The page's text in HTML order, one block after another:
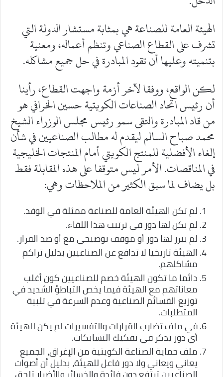
الهيئة العامة للصناعة هي بمثابة مستشار الدولة التي
تشرف على القطاع الصناعي وتنظم أعماله، ومعنية
بتنميته وعليها أن تقود المبادرة في حل جميع مشاكله.
لكن الواقع، ووفقا لآخر أزمة واجهت القطاع، رأينا
أن رئيس اتحاد الصناعات الكويتية حسين الخرافي هو
من قاد المبادرة والتقى سمو رئيس مجلس الوزراء الشيخ
محمد صباح السالم ليقدم له مطالب الصناعيين في شأن
إلغاء الأفضلية للمنتج الكويتي أمام المنتجات الخليجية
في المناقصات. الأمر ليس متوقفا على هذه المقابلة فقط
بل يضاف لما سبق الكثير من الملاحظات وهي:
لم تكن الهيئة العامة للصناعة ممثلة في الوفد.
لم يكن لها دور في ترتيب هذا اللقاء.
لم يبرز لها دور أو موقف توضيحي مع أو ضد القرار.
الهيئة تاريخيا لا تدافع عن الصناعيين بدليل تراكم
مشاكلهم.
دائما ما تكون الهيئة خصم للصناعيين كون أغلب
معاناتهم مع الهيئة فيما يخص التباطؤ الشديد في
توزيع القسائم الصناعية وعدم السرعة في تلبية
المتطلبات.
في ملف تضارب القرارات والتفسيرات لم يكن للهيئة
أي دور يذكر في تفكيك التشابكات.
ملف حماية الصناعة الكويتية من الإغراق، الجميع
يعاني ويعاني ولا دور فاعل للهيئة، بدليل أن أصوات